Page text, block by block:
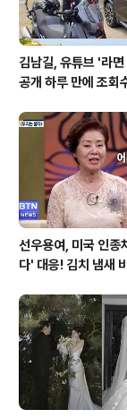
김남길, 유튜브 '라
공개 하루 만에 조회
선우용여, 미국 인종
다' 대응! 김치 냄새